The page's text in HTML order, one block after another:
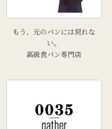
もう、元のパンには戻れな
い。
高級食パン専門店